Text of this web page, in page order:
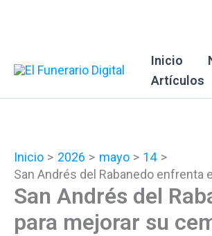
Inicio
Artículos
Inicio 2026 mayo
14
San Andrés del Rabanedo
San Andrés del
para mejorar su